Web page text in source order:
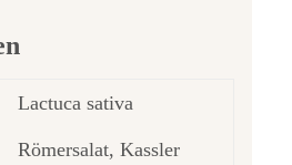
Lactuca sativa
Römersalat, Kassler